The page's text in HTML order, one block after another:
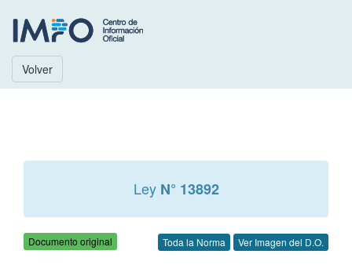
Volver
Ley N° 13892
Documento original Toda la Norma Ver Imagen del D.O.